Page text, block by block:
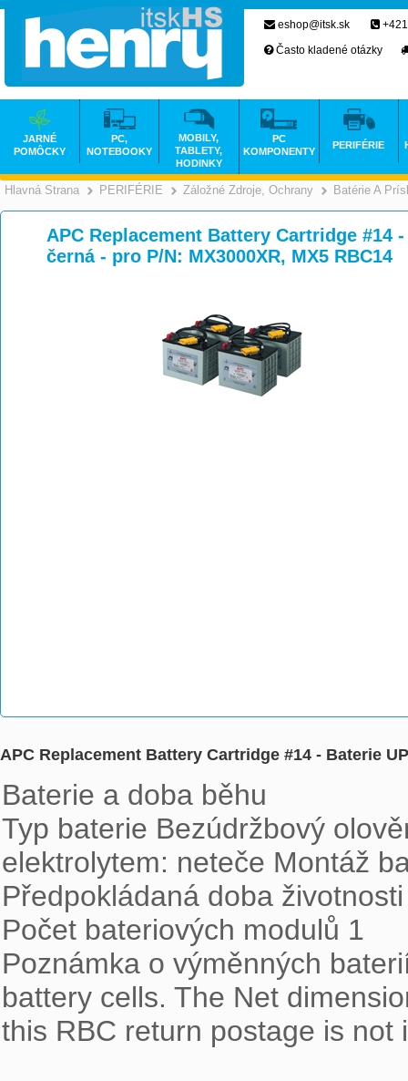
Hlavná Strana >
PERIFÉRIE >
Záložné Zdroje, Ochrany Batérie A
APC Replacement Battery Cartridge #14
černá - pro P/N: MX3000XR, MX5 RBC14
APC Replacement Battery Cartridge #14 - Baterie
Baterie a doba běhu
Typ baterie Bezúdržbový
elektrolytem: neteče Montáž
Předpokládaná doba
Počet bateriových modulů 1
Poznámka o výměnných
battery cells. The Net
this RBC return postage is not
eshop@itsk.sk
Často kladené otázky
JARNÉ
POMÔCKY
PC,
NOTEBOOKY
MOBILY,
TABLETY,
HODINKY
PC
KOMPONENTY
PERIFÉRIE